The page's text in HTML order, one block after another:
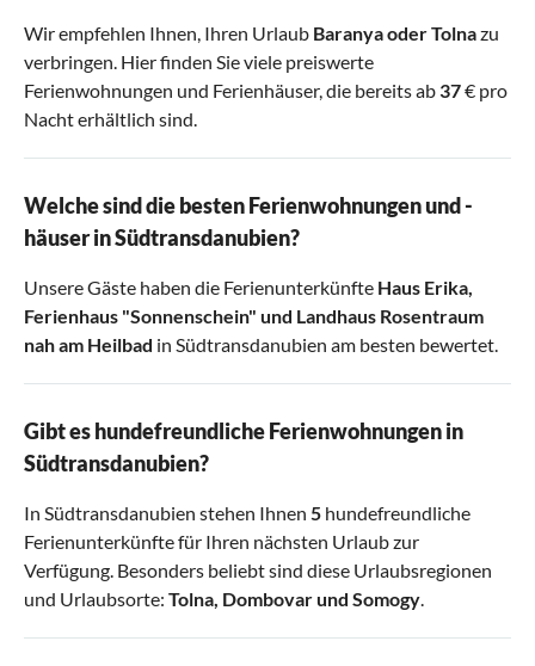
Wir empfehlen Ihnen, Ihren Urlaub BaranyaoderTolnazu
verbringen. Hier finden Sie viele preiswerte
Ferienwohnungen und Ferienhäuser, die bereits ab 37€ pro
Nacht erhältlich sind.
Welche sind die besten Ferienwohnungen und -
häuser in Südtransdanubien?
Unsere Gäste haben die Ferienunterkünfte Haus Erika,
Ferienhaus "Sonnenschein" und Landhaus Rosentraum
nah am Heilbad in Südtransdanubien am besten bewertet.
Gibt es hundefreundliche Ferienwohnungen in
Südtransdanubien?
In Südtransdanubien stehen Ihnen 5 hundefreundliche
Ferienunterkünfte für Ihren nächsten Urlaub zur
Verfügung. Besonders beliebt sind diese Urlaubsregionen
und Urlaubsorte: Tolna, Dombovarund Somogy.